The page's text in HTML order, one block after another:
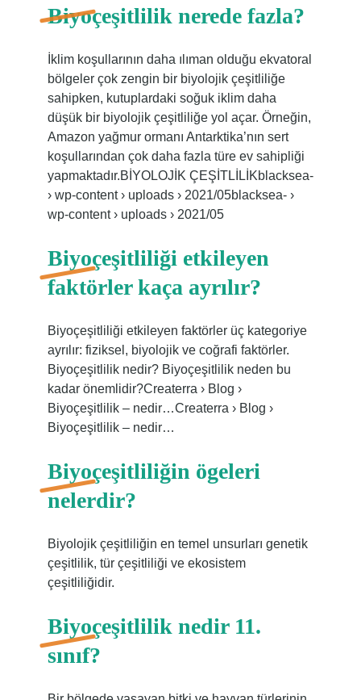
Biyoçeşitlilik nerede fazla?
İklim koşullarının daha ılıman olduğu ekvatoral
bölgeler çok zengin bir biyolojik çeşitliliğe
sahipken, kutuplardaki soğuk iklim daha
düşük bir biyolojik çeşitliliğe yol açar. Örneğin,
Amazon yağmur ormanı Antarktika’nın sert
koşullarından çok daha fazla türe ev sahipliği
yapmaktadır.BİYOLOJİK ÇEŞİTLİLİKblacksea-
› wp-content › uploads › 2021/05blacksea- ›
wp-content › uploads › 2021/05
Biyoçeşitliliği etkileyen
faktörler kaça ayrılır?
Biyoçeşitliliği etkileyen faktörler üç kategoriye
ayrılır: fiziksel, biyolojik ve coğrafi faktörler.
Biyoçeşitlilik nedir? Biyoçeşitlilik neden bu
kadar önemlidir?Createrra › Blog ›
Biyoçeşitlilik – nedir…Createrra › Blog ›
Biyoçeşitlilik – nedir…
Biyoçeşitliliğin ögeleri
nelerdir?
Biyolojik çeşitliliğin en temel unsurları genetik
çeşitlilik, tür çeşitliliği ve ekosistem
çeşitliliğidir.
Biyoçeşitlilik nedir 11.
sınıf?